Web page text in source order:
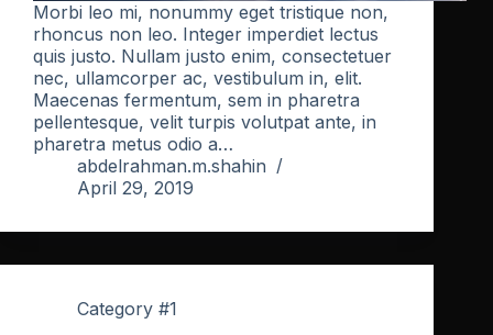
Morbi leo mi, nonummy eget tristique non,
rhoncus non leo. Integer imperdiet lectus
quis justo. Nullam justo enim, consectetuer
nec, ullamcorper ac, vestibulum in, elit.
Maecenas fermentum, sem in pharetra
pellentesque, velit turpis volutpat ante, in
pharetra metus odio a…
abdelrahman.m.shahin
April 29, 2019
Category #1